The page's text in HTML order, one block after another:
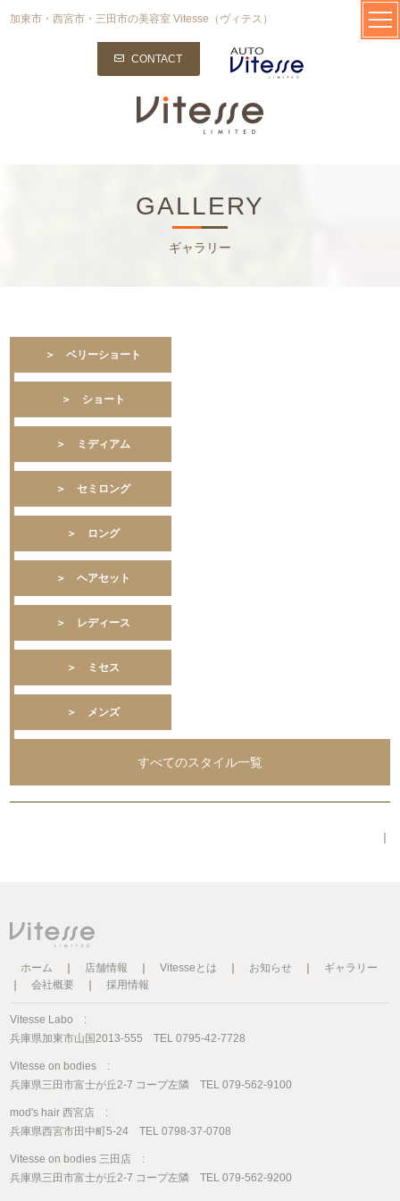
加東市・西宮市・三田市の美容室 Vitesse（ヴィテス）
CONTACT
GALLERY
ギャラリー
＞ ベリーショート
＞ ショート
＞ ミディアム
＞ セミロング
＞ ロング
＞ ヘアセット
＞ レディース
＞ ミセス
＞ メンズ
すべてのスタイル一覧
ホーム 店舗情報 Vitesseとは お知らせ
ギャラリー
会社概要 採用情報
Vitesse Labo :
兵庫県加東市山国2013-555 TEL 0795-42-7728
Vitesse on bodies :
兵庫県三田市富士が丘2-7 コープ左隣 TEL 079-562-9100
mod's hair 西宮店 :
兵庫県西宮市田中町5-24 TEL 0798-37-0708
Vitesse on bodies 三田店 :
兵庫県三田市富士が丘2-7 コープ左隣 TEL 079-562-9200